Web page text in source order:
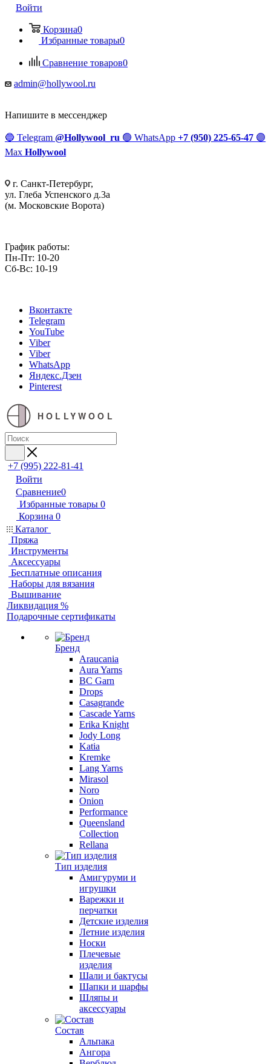
Войти
Корзина0
Избранные товары0
Сравнение товаров0
admin@hollywool.ru
Напишите в мессенджер
🔵 Telegram @Hollywool_ru 🟢 WhatsApp +7 (950) 225-65-47 🟣
Max Hollywool
г. Санкт-Петербург,
ул. Глеба Успенского д.3а
(м. Московские Ворота)
График работы:
Пн-Пт: 10-20
Сб-Вс: 10-19
Вконтакте
Telegram
YouTube
Viber
Viber
WhatsApp
Яндекс.Дзен
Pinterest
HOLLYWOOL
+7 (995) 222-81-41
Войти
Сравнение0
Избранные товары 0
Корзина 0
Каталог
Пряжа
Инструменты
Аксессуары
Бесплатные описания
Наборы для вязания
Вышивание
Ликвидация %
Подарочные сертификаты
Бренд
Araucania
Aura Yarns
BC Garn
Drops
Casagrande
Cascade Yarns
Erika Knight
Jody Long
Katia
Kremke
Lang Yarns
Mirasol
Noro
Onion
Performance
Queensland
Collection
Rellana
Тип изделия
Амигуруми и
игрушки
Варежки и
перчатки
Детские изделия
Летние изделия
Носки
Плечевые
изделия
Шали и бактусы
Шапки и шарфы
Шляпы и
аксессуары
Состав
Альпака
Ангора